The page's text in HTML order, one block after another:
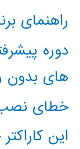
راهنمای
دوره
های بدون
خطای نصب
این کاراکتر